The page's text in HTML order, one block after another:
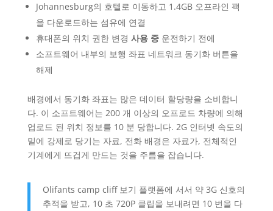
Johannesburg의 호텔로 이동하고 1.4GB 오프라인 팩
을 다운로드하는 섬유에 연결
휴대폰의 위치 권한 변경 사용 중운전하기 전에
소프트웨어 내부의 보행 좌표 네트워크 동기화 버튼을
해제
배경에서 동기화 좌표는 많은 데이터 할당량을 소비합니
다. 이 소프트웨어는 200 개 이상의 오프로드 차량에 의해
업로드 된 위치 정보를 10 분 당합니다. 2G 인터넷 속도의
밑에 강제로 당기는 자료, 전화 배경은 자료가, 전체적인
기계에게 뜨겁게 만드는 것을 주름을 잡습니다.
Olifants camp cliff 보기 플랫폼에 서서 약 3G 신호의
추적을 받고, 10 초 720P 클립을 보내려면 10 번을 다